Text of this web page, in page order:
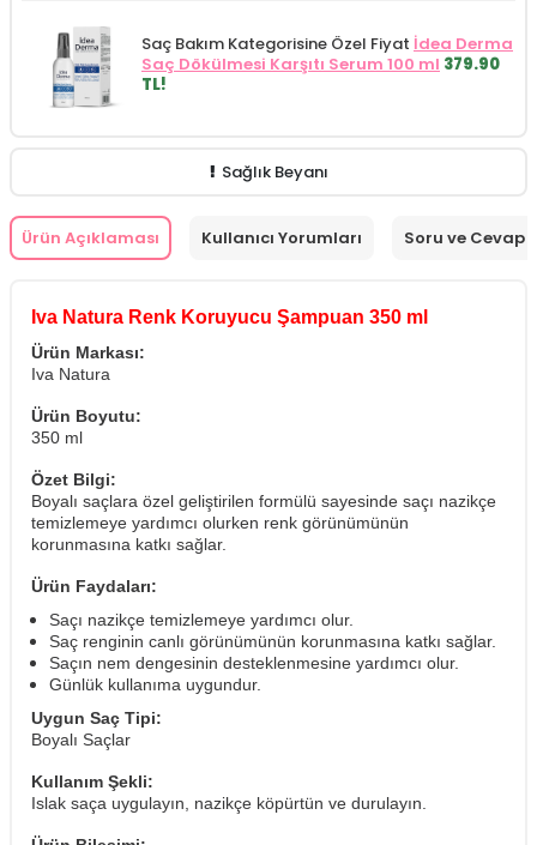
Saç Bakım Kategorisine Özel Fiyat İdea Derma
Saç Dökülmesi Karşıtı Serum 100 ml 379.90
TL!
Sağlık Beyanı
Ürün Açıklaması Kullanıcı Yorumları Soru ve Cevap
Iva Natura Renk Koruyucu Şampuan 350 ml
Ürün Markası:
Iva Natura
Ürün Boyutu:
350 ml
Özet Bilgi:
Boyalı saçlara özel geliştirilen formülü sayesinde saçı nazikçe
temizlemeye yardımcı olurken renk görünümünün
korunmasına katkı sağlar.
Ürün Faydaları:
Saçı nazikçe temizlemeye yardımcı olur.
Saç renginin canlı görünümünün korunmasına katkı sağlar.
Saçın nem dengesinin desteklenmesine yardımcı olur.
Günlük kullanıma uygundur.
Uygun Saç Tipi:
Boyalı Saçlar
Kullanım Şekli:
Islak saça uygulayın, nazikçe köpürtün ve durulayın.